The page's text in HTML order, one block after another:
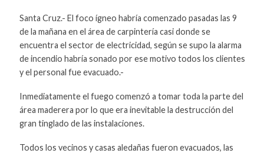
Santa Cruz.- El foco ígneo habría comenzado pasadas las 9
de la mañana en el área de carpintería casi donde se
encuentra el sector de electricidad, según se supo la alarma
de incendio habría sonado por ese motivo todos los clientes
y el personal fue evacuado.-
Inmediatamente el fuego comenzó a tomar toda la parte del
área maderera por lo que era inevitable la destrucción del
gran tinglado de las instalaciones.
Todos los vecinos y casas aledañas fueron evacuados, las